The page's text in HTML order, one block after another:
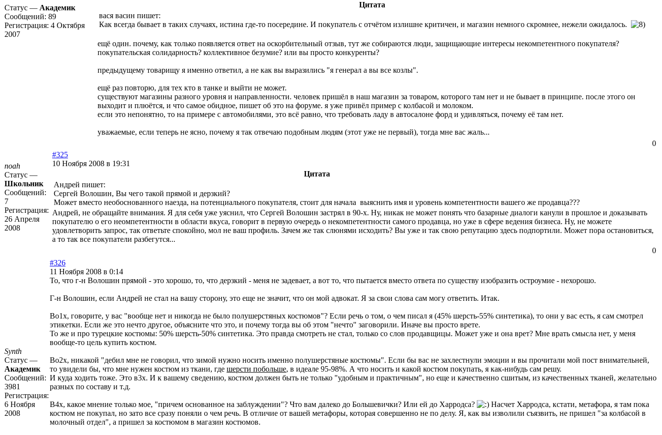
Статус — Академик
Сообщений: 89
Регистрация: 4 Октября
2007
Цитата
вася васин пишет:
Как всегда бывает в таких случаях, истина где-то посередине. И покупатель с отчётом излишне критичен, и магазин немного скромнее, нежели ожидалось.
ещё один. почему, как только появляется ответ на оскорбительный отзыв, тут же собираются люди, защищающие интересы некомпетентного покупателя?
покупательская солидарность? коллективное безумие? или вы просто конкуренты?
предыдущему товарищу я именно ответил, а не как вы выразились "я генерал а вы все козлы".
ещё раз повторю, для тех кто в танке и выйти не может.
существуют магазины разного уровня и направленности. человек пришёл в наш магазин за товаром, которого там нет и не бывает в принципе. после этого он
выходит и плюётся, и что самое обидное, пишет об это на форуме. я уже привёл пример с колбасой и молоком.
если это непонятно, то на примере с автомобилями, это всё равно, что требовать ладу в автосалоне форд и удивляться, почему её там нет.
уважаемые, если теперь не ясно, почему я так отвечаю подобным людям (этот уже не первый), тогда мне вас жаль...
0
noah
Статус —
Школьник
Сообщений:
7
Регистрация:
26 Апреля
2008
#325
10 Ноября 2008 в 19:31
Цитата
Андрей пишет:
Сергей Волошин, Вы чего такой прямой и дерзкий?
Может вместо необоснованного наезда, на потенциального покупателя, стоит для начала выяснить имя и уровень компетентности вашего же продавца???
Андрей, не обращайте внимания. Я для себя уже уяснил, что Сергей Волошин застрял в 90-х. Ну, никак не может понять что базарные диалоги канули в прошлое и доказывать
покупателю о его неомпетентности в области вкуса, говорит в первую очередь о некомпетентности самого продавца, но уже в сфере ведения бизнеса. Ну, не можете
удовлетворить запрос, так ответьте спокойно, мол не ваш профиль. Зачем же так слюнями исходить? Вы уже и так свою репутацию здесь подпортили. Может пора остановиться,
а то так все покупатели разбегутся...
0
Synth
Статус —
Академик
Сообщений:
3981
Регистрация:
6 Ноября
2008
#326
11 Ноября 2008 в 0:14
То, что г-н Волошин прямой - это хорошо, то, что дерзкий - меня не задевает, а вот то, что пытается вместо ответа по существу изобразить остроумие - нехорошо.
Г-н Волошин, если Андрей не стал на вашу сторону, это еще не значит, что он мой адвокат. Я за свои слова сам могу ответить. Итак.
Во1х, говорите, у вас "вообще нет и никогда не было полушерстяных костюмов"? Если речь о том, о чем писал я (45% шерсть-55% синтетика), то они у вас есть, я сам смотрел
этикетки. Если же это нечто другое, объясните что это, и почему тогда вы об этом "нечто" заговорили. Иначе вы просто врете.
То же и про турецкие костюмы: 50% шерсть-50% синтетика. Это правда смотреть не стал, только со слов продавщицы. Может уже и она врет? Мне врать смысла нет, у меня
вообще-то цель купить костюм.
Во2х, никакой "дебил мне не говорил, что зимой нужно носить именно полушерстяные костюмы". Если бы вас не захлестнули эмоции и вы прочитали мой пост внимательней,
то увидели бы, что мне нужен костюм из ткани, где шерсти побольше, в идеале 95-98%. А что носить и какой костюм покупать, я как-нибудь сам решу.
И куда ходить тоже. Это в3х. И к вашему сведению, костюм должен быть не только "удобным и практичным", но еще и качественно сшитым, из качественных тканей, желательно
разных по составу и т.д.
В4х, какое мнение только мое, "причем основанное на заблуждении"? Что вам далеко до Большевички? Или ей до Харродса?
Насчет Харродса, кстати, метафора, я там пока
костюм не покупал, но зато все сразу поняли о чем речь. В отличие от вашей метафоры, которая совершенно не по делу. Я, как вы изволили съязвить, не пришел "за колбасой в
молочный отдел", а пришел за костюмом в магазин костюмов.